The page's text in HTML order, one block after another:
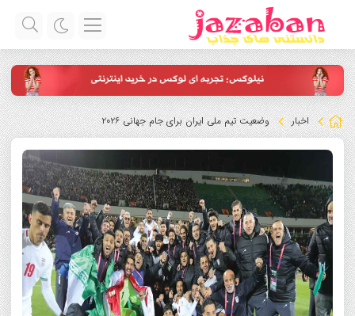
اخبار وضعیت تیم ملی ایران برای جام جهانی ۲۰۲۶